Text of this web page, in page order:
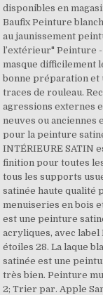
disponibles en
Baufix Peinture
au jaunissement
l’extérieur" Peinture
masque difficilement
bonne préparation et
traces de rouleau.
agressions externes
neuves ou
pour la peinture
INTÉRIEURE SATIN
finition pour toutes
tous les supports
satinée haute qualité
menuiseries en bois
est une peinture
acryliques, avec label
étoiles 28. La laque
satinée est une
très bien. Peinture
2; Trier par. Apple